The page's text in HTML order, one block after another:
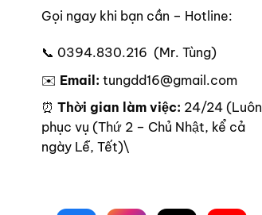
Gọi ngay khi bạn cần – Hotline:
📞 0394.830.216 (Mr. Tùng)
✉️ Email: tungdd16@gmail.com
⏰ Thời gian làm việc: 24/24 (Luôn
phục vụ (Thứ 2 – Chủ Nhật, kể cả
ngày Lễ, Tết)\